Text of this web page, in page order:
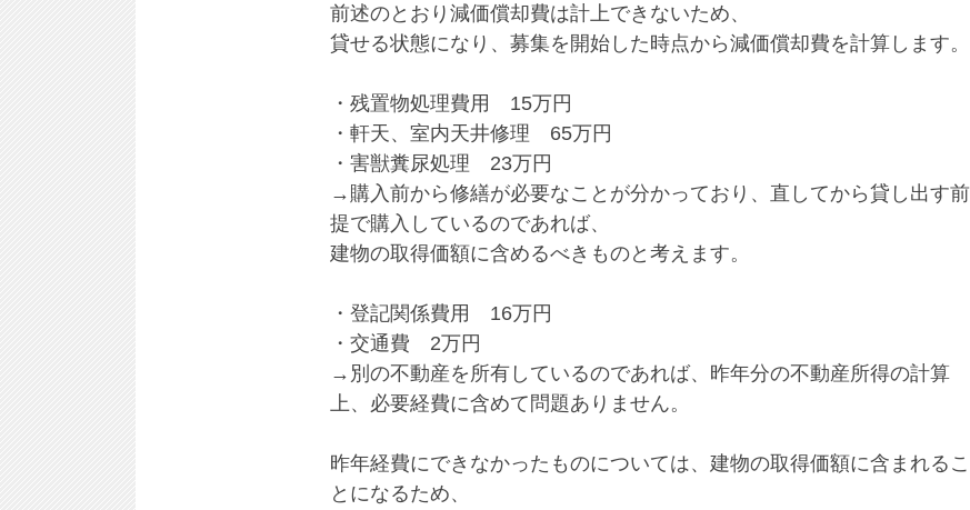
前述のとおり減価償却費は計上できないため、
貸せる状態になり、募集を開始した時点から減価償却費を計算します。
・残置物処理費用 15万円
・軒天、室内天井修理 65万円
・害獣糞尿処理 23万円
→購入前から修繕が必要なことが分かっており、直してから貸し出す前
提で購入しているのであれば、
建物の取得価額に含めるべきものと考えます。
・登記関係費用 16万円
・交通費 2万円
→別の不動産を所有しているのであれば、昨年分の不動産所得の計算
上、必要経費に含めて問題ありません。
昨年経費にできなかったものについては、建物の取得価額に含まれるこ
とになるため、